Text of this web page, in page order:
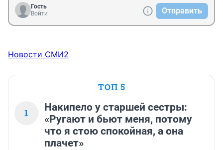
Гость
Войти
Отправить
Новости СМИ2
ТОП 5
1
Накипело у старшей сестры:
«Ругают и бьют меня, потому
что я стою спокойная, а она
плачет»